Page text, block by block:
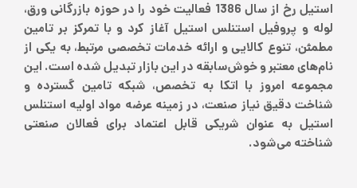
استیل رخ از سال 1386 فعالیت خود را در حوزه بازرگانی ورق،
لوله و پروفیل استنلس استیل آغاز کرد و با تمرکز بر تامین
مطمئن، تنوع کالایی و ارائه خدمات تخصصی مرتبط، به یکی از
نام‌های معتبر و خوش‌سابقه در این بازار تبدیل شده است. این
مجموعه امروز با اتکا به تخصص، شبکه تامین گسترده و
شناخت دقیق نیاز صنعت، در زمینه عرضه مواد اولیه استنلس
استیل به عنوان شریکی قابل اعتماد برای فعالان صنعتی
شناخته می‌شود.